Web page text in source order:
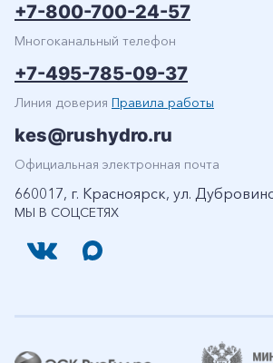
МЫ В СОЦСЕТЯХ
+7-800-700-24-57
Многоканальный телефон
+7-495-785-09-37
Линия доверия Правила работы
kes@rushydro.ru
Официальная электронная почта
660017, г. Красноярск, ул.